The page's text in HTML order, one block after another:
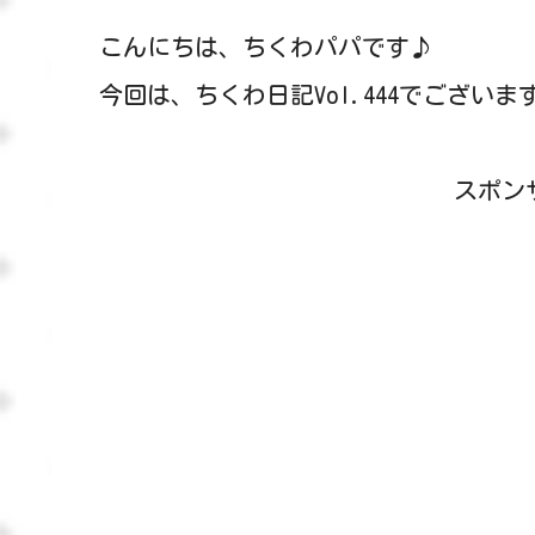
こんにちは、ちくわパパです♪
今回は、ちくわ日記Vol.444でございま
スポン